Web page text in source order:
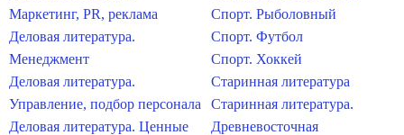
Маркетинг, PR, реклама
Деловая литература.
Менеджмент
Деловая литература.
Управление, подбор персонала
Деловая литература. Ценные
Спорт. Рыболовный
Спорт. Футбол
Спорт. Хоккей
Старинная литература
Старинная литература.
Древневосточная